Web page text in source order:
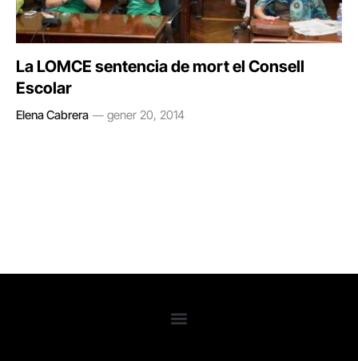
La LOMCE sentencia de mort el Consell
Escolar
Elena Cabrera gener 20, 2014